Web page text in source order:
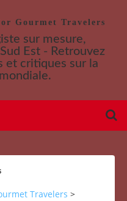
Gourmet Travelers
sur mesure,
Est - Retrouvez
et critiques sur la
Travelers >